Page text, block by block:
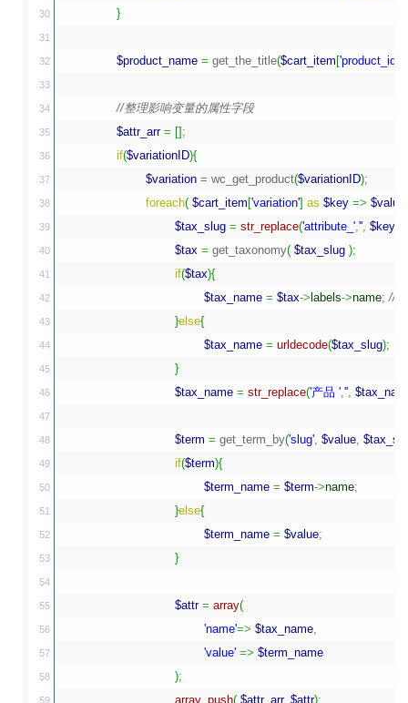
30
31
32
33
34
35
36
37
38
39
40
41
42
43
44
45
46
47
48
49
50
51
52
53
54
55
56
57
58
59
}
$product_name = get_the_title($cart_item ['product_id'
//整理影响变量的属性字段
$attr_arr = [] ;
if($variationID){
$variation = wc_get_product($variationID);
foreach( $cart_item ['variation'] as $key => $value
$tax_slug = str_replace('attribute_','', $key
$tax = get_taxonomy( $tax_slug );
if($tax){
$tax_name = $tax-> labels->name; //
}else{
$tax_name = urldecode($tax_slug);
}
$tax_name = str_replace('产品 ','',
$term = get_term_by('slug', $value,
if($term){
$term_name = $term->name;
}else{
$term_name = $value;
}
$attr = array(
'name'=> $tax_name,
'value' => $term_name
);
array_push( $attr_arr, $attr);